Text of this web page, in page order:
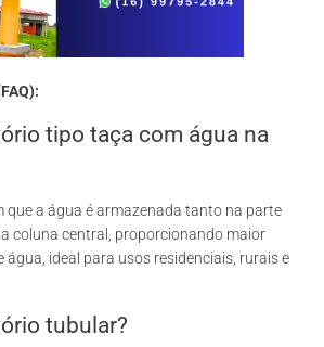
tipo taça com água na
que a água é armazenada tanto na parte
coluna central, proporcionando maior
água, ideal para usos residenciais, rurais e
tubular?